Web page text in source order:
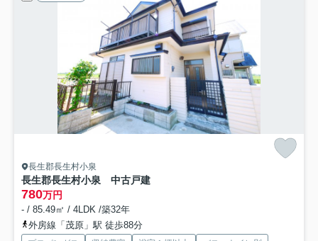
長生郡長生村小泉
長生郡長生村小泉 中古戸建
780万円
- / 85.49㎡ / 4LDK /築32年
外房線「茂原」駅 徒歩88分